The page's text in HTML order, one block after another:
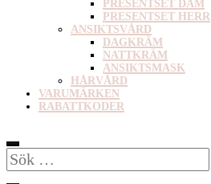
PRESENTSET DAM
PRESENTSET HERR
ANSIKTSVÅRD
DAGKRÄM
NATTKRÄM
ANSIKTSMASK
HÅRVÅRD
VARUMÄRKEN
RABATTKODER
Sök
efter: